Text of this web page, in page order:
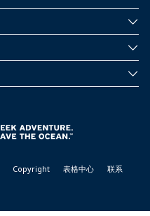
Copyright 表格中心 联系